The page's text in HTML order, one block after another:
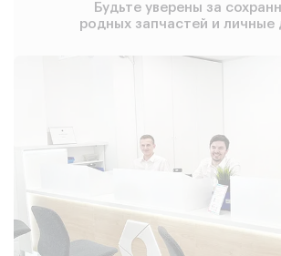
Будьте уверены за
родных запчастей и личные